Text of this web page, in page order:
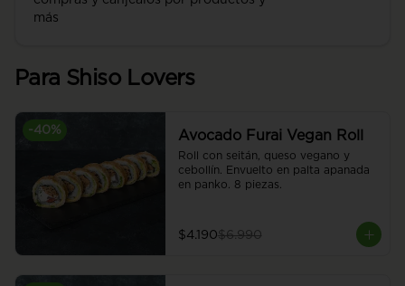
más
Para Shiso Lovers
-40% Avocado Furai Vegan Roll
Roll con seitán, queso vegano y
cebollín. Envuelto en palta apanada
en panko. 8 piezas.
$4.190$6.990